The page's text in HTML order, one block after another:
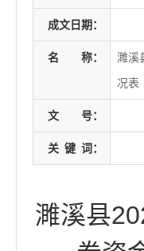
成文日期：
名 称：
濉溪
况表
文 号：
关 键 词：
濉溪县